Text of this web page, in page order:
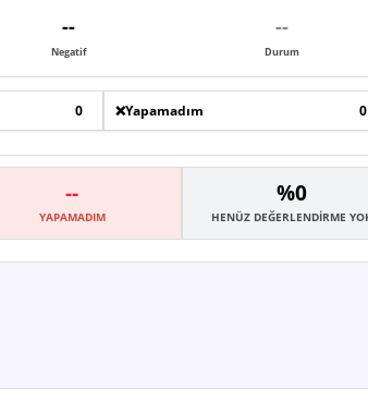
--
Negatif
--
Durum
0 ❌Yapamadım 0
--
YAPAMADIM
%0
HENÜZ DEĞERLENDIRME